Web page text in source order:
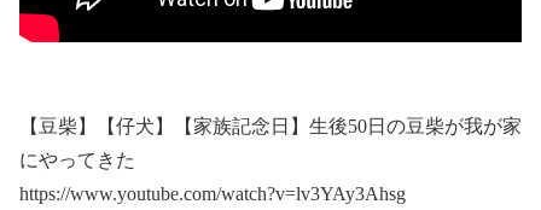
【豆柴】【仔犬】【家族記念日】生後50日の豆柴が我が家
にやってきた
https://www.youtube.com/watch?v=lv3YAy3Ahsg